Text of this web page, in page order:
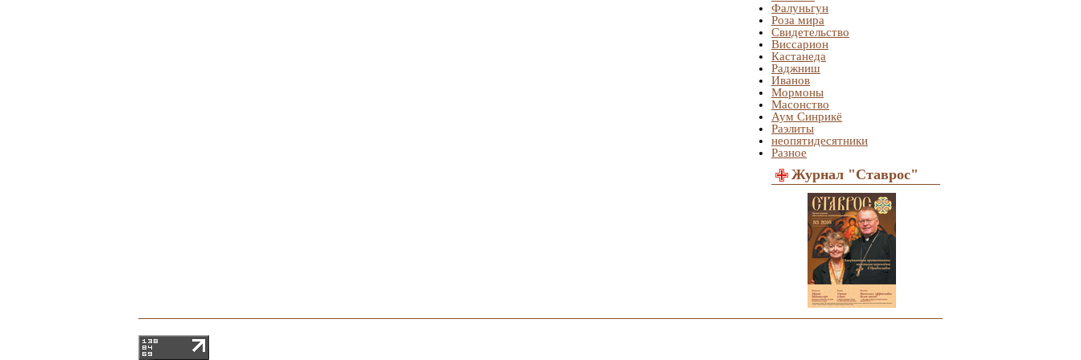
Фалуньгун
Роза мира
Свидетельство
Виссарион
Кастанеда
Раджниш
Иванов
Мормоны
Масонство
Аум Синрикё
Раэлиты
неопятидесятники
Разное
Журнал "Ставрос"